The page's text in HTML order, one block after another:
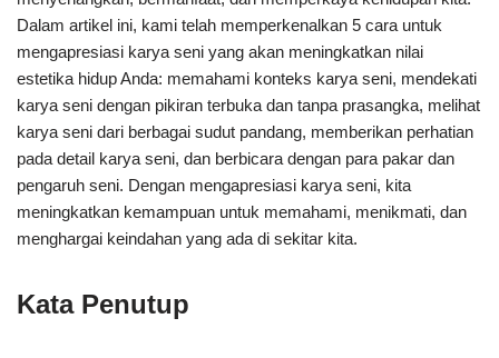
Dalam artikel ini, kami telah memperkenalkan 5 cara untuk
mengapresiasi karya seni yang akan meningkatkan nilai
estetika hidup Anda: memahami konteks karya seni, mendekati
karya seni dengan pikiran terbuka dan tanpa prasangka, melihat
karya seni dari berbagai sudut pandang, memberikan perhatian
pada detail karya seni, dan berbicara dengan para pakar dan
pengaruh seni. Dengan mengapresiasi karya seni, kita
meningkatkan kemampuan untuk memahami, menikmati, dan
menghargai keindahan yang ada di sekitar kita.
Kata Penutup